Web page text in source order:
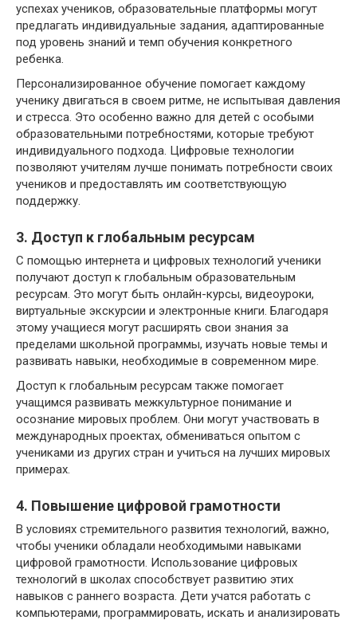
успехах учеников, образовательные платформы могут
предлагать индивидуальные задания, адаптированные
под уровень знаний и темп обучения конкретного
ребенка.
Персонализированное обучение помогает каждому
ученику двигаться в своем ритме, не испытывая давления
и стресса. Это особенно важно для детей с особыми
образовательными потребностями, которые требуют
индивидуального подхода. Цифровые технологии
позволяют учителям лучше понимать потребности своих
учеников и предоставлять им соответствующую
поддержку.
3. Доступ к глобальным ресурсам
С помощью интернета и цифровых технологий ученики
получают доступ к глобальным образовательным
ресурсам. Это могут быть онлайн-курсы, видеоуроки,
виртуальные экскурсии и электронные книги. Благодаря
этому учащиеся могут расширять свои знания за
пределами школьной программы, изучать новые темы и
развивать навыки, необходимые в современном мире.
Доступ к глобальным ресурсам также помогает
учащимся развивать межкультурное понимание и
осознание мировых проблем. Они могут участвовать в
международных проектах, обмениваться опытом с
учениками из других стран и учиться на лучших мировых
примерах.
4. Повышение цифровой грамотности
В условиях стремительного развития технологий, важно,
чтобы ученики обладали необходимыми навыками
цифровой грамотности. Использование цифровых
технологий в школах способствует развитию этих
навыков с раннего возраста. Дети учатся работать с
компьютерами, программировать, искать и анализировать